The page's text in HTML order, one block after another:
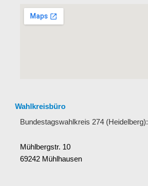
Wahlkreisbüro
Bundestagswahlkreis 274 (Heidelberg):
Mühlbergstr. 10
69242 Mühlhausen